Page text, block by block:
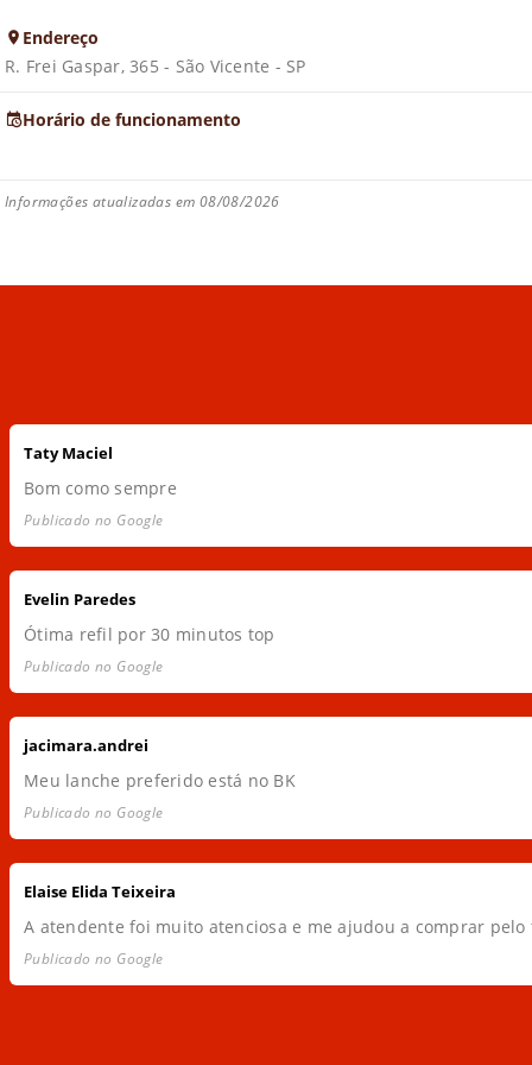
Endereço
R. Frei Gaspar, 365 - São Vicente - SP
Horário de funcionamento
Informações atualizadas em 08/08/2026
Taty Maciel
Bom como sempre
Publicado no Google
Evelin Paredes
Ótima refil por 30 minutos top
Publicado no Google
jacimara.andrei
Meu lanche preferido está no BK
Publicado no Google
Elaise Elida Teixeira
A atendente foi muito atenciosa e me ajudou a comprar pelo
Publicado no Google